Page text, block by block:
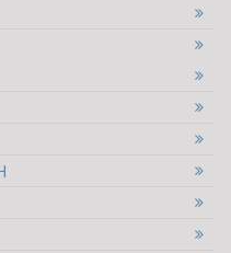
η Αλλαγή
στην Ελλάδα
των εθνικών,